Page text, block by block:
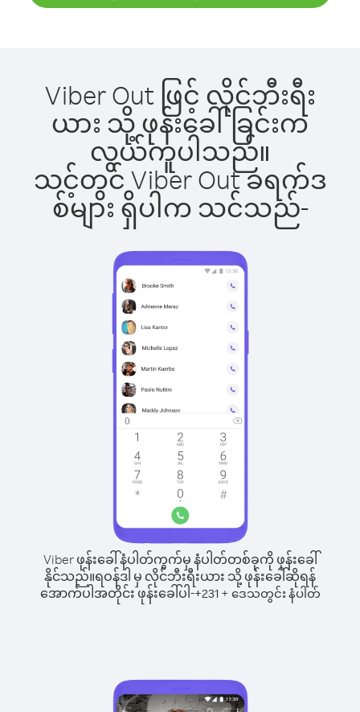
Viber Out ဖြင့် လိုင်ဘီးရီး
ယား သို့ ဖုန်းခေါ်ခြင်းက
လွယ်ကူပါသည်။
သင့်တွင် Viber Out ခရက်ဒ
စ်များ ရှိပါက သင်သည်-
Viber ဖုန်းခေါ်နံပါတ်ကွက်မှ နံပါတ်တစ်ခုကို ဖုန်းခေါ်
နိုင်သည်။ရဝန်ဒါ မှ လိုင်ဘီးရီးယား သို့ ဖုန်းခေါ်ဆိုရန်
အောက်ပါအတိုင်း ဖုန်းခေါ်ပါ-+231+ ဒေသတွင်း နံပါတ်